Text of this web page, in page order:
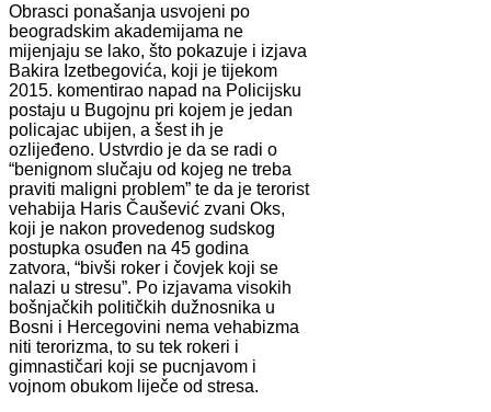
Obrasci ponašanja usvojeni po
beogradskim akademijama ne
mijenjaju se lako, što pokazuje i izjava
Bakira Izetbegovića, koji je tijekom
2015. komentirao napad na Policijsku
postaju u Bugojnu pri kojem je jedan
policajac ubijen, a šest ih je
ozlijeđeno. Ustvrdio je da se radi o
“benignom slučaju od kojeg ne treba
praviti maligni problem” te da je terorist
vehabija Haris Čaušević zvani Oks,
koji je nakon provedenog sudskog
postupka osuđen na 45 godina
zatvora, “bivši roker i čovjek koji se
nalazi u stresu”. Po izjavama visokih
bošnjačkih političkih dužnosnika u
Bosni i Hercegovini nema vehabizma
niti terorizma, to su tek rokeri i
gimnastičari koji se pucnjavom i
vojnom obukom liječe od stresa.